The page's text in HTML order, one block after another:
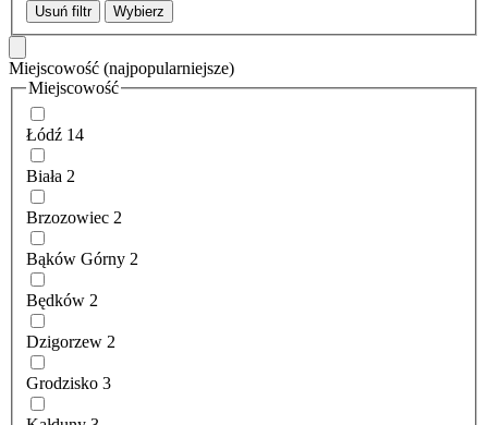
Usuń filtr Wybierz
Miejscowość (najpopularniejsze)
Miejscowość
Łódź 14
Biała 2
Brzozowiec 2
Bąków Górny 2
Będków 2
Dzigorzew 2
Grodzisko 3